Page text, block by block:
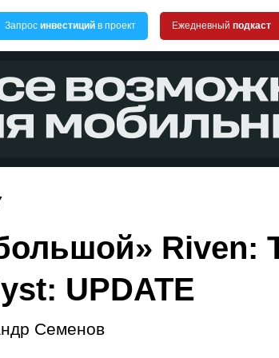
Запрос инвестиций в проект Ежедневный подкаст
Riven:
UPDATE
Семенов